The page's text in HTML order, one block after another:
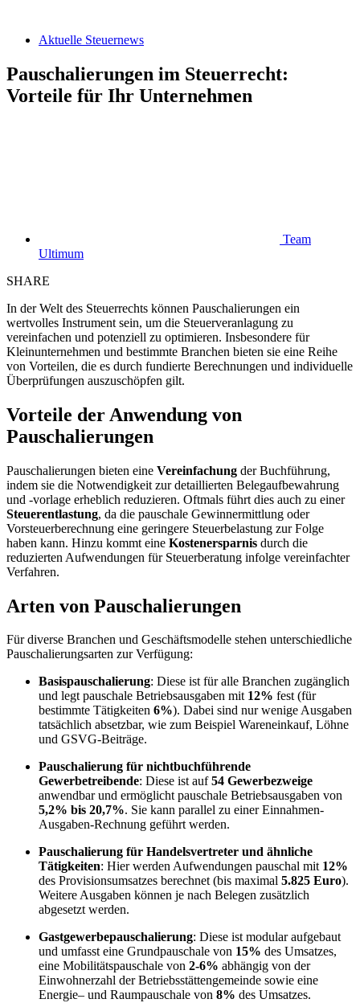
Aktuelle Steuernews
Pauschalierungen im Steuerrecht:
Vorteile für Ihr Unternehmen
Team
Ultimum
SHARE
In der Welt des Steuerrechts können Pauschalierungen ein
wertvolles Instrument sein, um die Steuerveranlagung zu
vereinfachen und potenziell zu optimieren. Insbesondere für
Kleinunternehmen und bestimmte Branchen bieten sie eine Reihe
von Vorteilen, die es durch fundierte Berechnungen und individuelle
Überprüfungen auszuschöpfen gilt.
Vorteile der Anwendung von
Pauschalierungen
Pauschalierungen bieten eine Vereinfachung der Buchführung,
indem sie die Notwendigkeit zur detaillierten Belegaufbewahrung
und -vorlage erheblich reduzieren. Oftmals führt dies auch zu einer
Steuerentlastung, da die pauschale Gewinnermittlung oder
Vorsteuerberechnung eine geringere Steuerbelastung zur Folge
haben kann. Hinzu kommt eine Kostenersparnis durch die
reduzierten Aufwendungen für Steuerberatung infolge vereinfachter
Verfahren.
Arten von Pauschalierungen
Für diverse Branchen und Geschäftsmodelle stehen unterschiedliche
Pauschalierungsarten zur Verfügung:
Basispauschalierung: Diese ist für alle Branchen zugänglich
und legt pauschale Betriebsausgaben mit 12% fest (für
bestimmte Tätigkeiten 6%). Dabei sind nur wenige Ausgaben
tatsächlich absetzbar, wie zum Beispiel Wareneinkauf, Löhne
und GSVG-Beiträge.
Pauschalierung für nichtbuchführende
Gewerbetreibende: Diese ist auf54 Gewerbezweige
anwendbar und ermöglicht pauschale Betriebsausgaben von
5,2% bis 20,7%. Sie kann parallel zu einer Einnahmen-
Ausgaben-Rechnung geführt werden.
Pauschalierung für Handelsvertreter und ähnliche
Tätigkeiten: Hier werden Aufwendungen pauschal mit 12%
des Provisionsumsatzes berechnet (bis maximal 5.825 Euro).
Weitere Ausgaben können je nach Belegen zusätzlich
abgesetzt werden.
Gastgewerbepauschalierung: Diese ist modular aufgebaut
und umfasst eine Grundpauschale von 15% des Umsatzes,
eine Mobilitätspauschale von 2-6% abhängig von der
Einwohnerzahl der Betriebsstättengemeinde sowie eine
Energie– und Raumpauschale von 8% des Umsatzes.